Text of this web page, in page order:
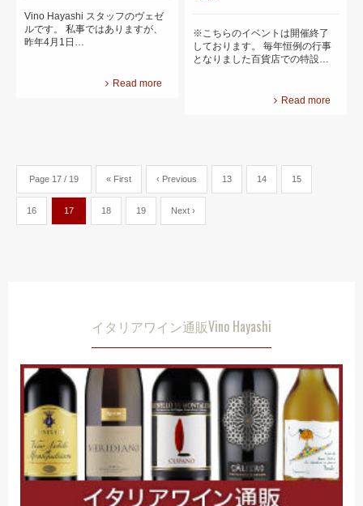
Vino Hayashi スタッフのヴェゼ
ルです。 私事ではありますが、
昨年4月1日…
Read more
※こちらのイベントは開催終了
しております。 毎年恒例の行事
となりました百貨店での特設…
Read more
Page 17 / 19 « First ‹ Previous 13 14 15
16 17 18 19 Next ›
イタリアワイン通販Vino Hayashi